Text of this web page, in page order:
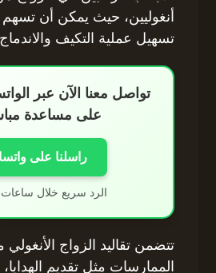
أنغوليين، حيث يمكن أن
تسهيل عملية التكيف
تواصل معنا الآن عبر
على مساعدة
راسلنا على
الرد سريع خلال ساعات
تتضمن تقاليد الزواج
الممارسات مثل تقديم